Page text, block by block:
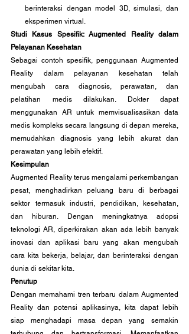
berinteraksi dengan model 3D, simulasi, dan
eksperimen virtual.
Studi Kasus Spesifik: Augmented Reality dalam
Pelayanan Kesehatan
Sebagai contoh spesifik, penggunaan Augmented
Reality dalam pelayanan kesehatan telah
mengubah cara diagnosis, perawatan, dan
pelatihan medis dilakukan. Dokter dapat
menggunakan AR untuk memvisualisasikan data
medis kompleks secara langsung di depan mereka,
memudahkan diagnosis yang lebih akurat dan
perawatan yang lebih efektif.
Kesimpulan
Augmented Reality terus mengalami perkembangan
pesat, menghadirkan peluang baru di berbagai
sektor termasuk industri, pendidikan, kesehatan,
dan hiburan. Dengan meningkatnya adopsi
teknologi AR, diperkirakan akan ada lebih banyak
inovasi dan aplikasi baru yang akan mengubah
cara kita bekerja, belajar, dan berinteraksi dengan
dunia di sekitar kita.
Penutup
Dengan memahami tren terbaru dalam Augmented
Reality dan potensi aplikasinya, kita dapat lebih
siap menghadapi masa depan yang semakin